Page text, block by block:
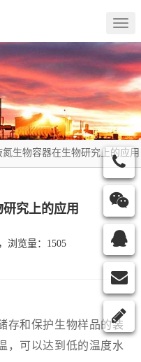
氮生物容器在生物研究上的应用
究上的应用
浏览量：1505
和保护生物样品的装
，可以达到低的温度水